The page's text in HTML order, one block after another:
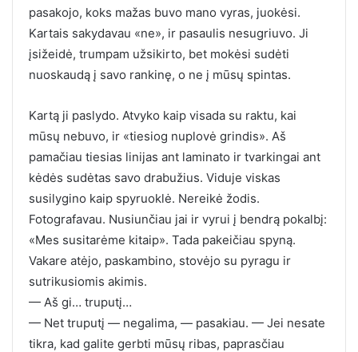
pasakojo, koks mažas buvo mano vyras, juokėsi.
Kartais sakydavau «ne», ir pasaulis nesugriuvo. Ji
įsižeidė, trumpam užsikirto, bet mokėsi sudėti
nuoskaudą į savo rankinę, o ne į mūsų spintas.
Kartą ji paslydo. Atvyko kaip visada su raktu, kai
mūsų nebuvo, ir «tiesiog nuplovė grindis». Aš
pamačiau tiesias linijas ant laminato ir tvarkingai ant
kėdės sudėtas savo drabužius. Viduje viskas
susilygino kaip spyruoklė. Nereikė žodis.
Fotografavau. Nusiunčiau jai ir vyrui į bendrą pokalbį:
«Mes susitarėme kitaip». Tada pakeičiau spyną.
Vakare atėjo, paskambino, stovėjo su pyragu ir
sutrikusiomis akimis.
— Aš gi… truputį…
— Net truputį — negalima, — pasakiau. — Jei nesate
tikra, kad galite gerbti mūsų ribas, paprasčiau